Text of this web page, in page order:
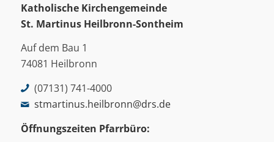
Katholische Kirchengemeinde
St. Martinus Heilbronn-Sontheim
Auf dem Bau 1
74081 Heilbronn
(07131) 741-4000
stmartinus.heilbronn@drs.de
Öffnungszeiten Pfarrbüro: